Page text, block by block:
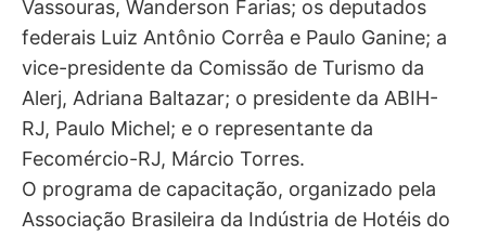
Vassouras, Wanderson Farias; os deputados
federais Luiz Antônio Corrêa e Paulo Ganine; a
vice-presidente da Comissão de Turismo da
Alerj, Adriana Baltazar; o presidente da ABIH-
RJ, Paulo Michel; e o representante da
Fecomércio-RJ, Márcio Torres.
O programa de capacitação, organizado pela
Associação Brasileira da Indústria de Hotéis do